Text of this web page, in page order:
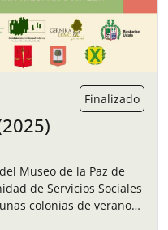
Finalizado
Museo de la Paz de
de Servicios Sociales
colonias de verano